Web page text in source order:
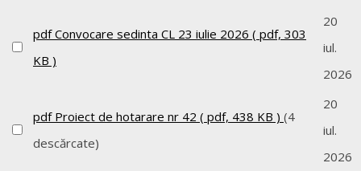
pdf Convocare sedinta CL 23 iulie 2026 ( pdf, 303
KB )
20
iul.
2026
pdf Proiect de hotarare nr 42 ( pdf, 438 KB ) (4
descărcate)
20
iul.
2026